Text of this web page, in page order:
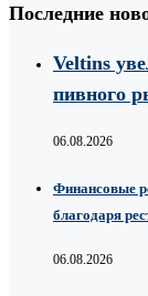
Последние
Veltins
пивного
06.08.2026
Финансовые
благодаря
06.08.2026